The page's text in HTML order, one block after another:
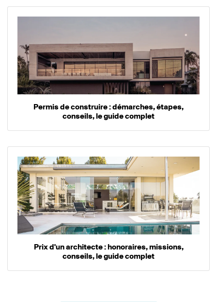
Permis de construire : démarches, étapes,
conseils, le guide complet
Prix d'un architecte : honoraires, missions,
conseils, le guide complet